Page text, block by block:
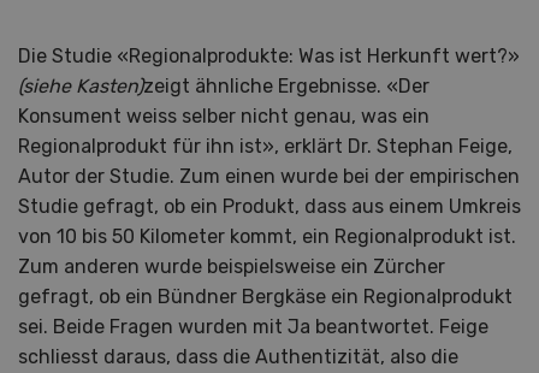
Die Studie «Regionalprodukte: Was ist Herkunft wert?»
(siehe Kasten)zeigt ähnliche Ergebnisse. «Der
Konsument weiss selber nicht genau, was ein
Regionalprodukt für ihn ist», erklärt Dr. Stephan Feige,
Autor der Studie. Zum einen wurde bei der empirischen
Studie gefragt, ob ein Produkt, dass aus einem Umkreis
von 10 bis 50 Kilometer kommt, ein Regionalprodukt ist.
Zum anderen wurde beispielsweise ein Zürcher
gefragt, ob ein Bündner Bergkäse ein Regionalprodukt
sei. Beide Fragen wurden mit Ja beantwortet. Feige
schliesst daraus, dass die Authentizität, also die